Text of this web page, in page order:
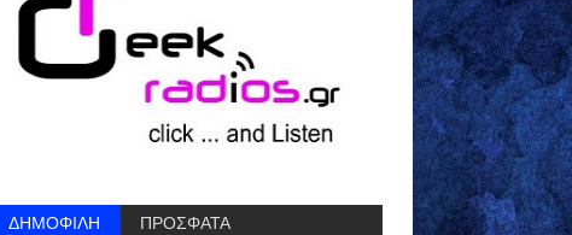
ΔΗΜΟΦΙΛΗ ΠΡΟΣΦΑΤΑ